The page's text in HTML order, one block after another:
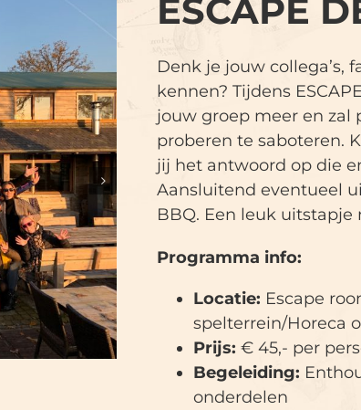
ESCAPE
Denk je jouw collega’s,
kennen? Tijdens
jouw groep meer en zal
proberen te saboteren.
jij het antwoord op die
Aansluitend eventueel
BBQ. Een leuk
Programma info:
Locatie: Escape
spelterrein/Horeca
Prijs: € 45,- per
Begeleiding:
onderdelen